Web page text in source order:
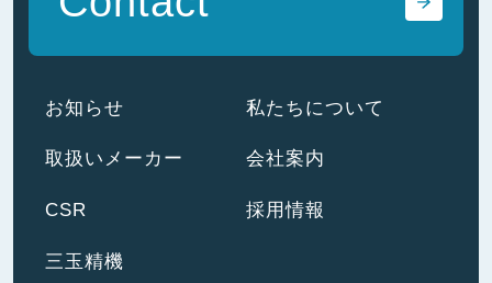
お知らせ 私たちについて
取扱いメーカー 会社案内
CSR 採用情報
三玉精機